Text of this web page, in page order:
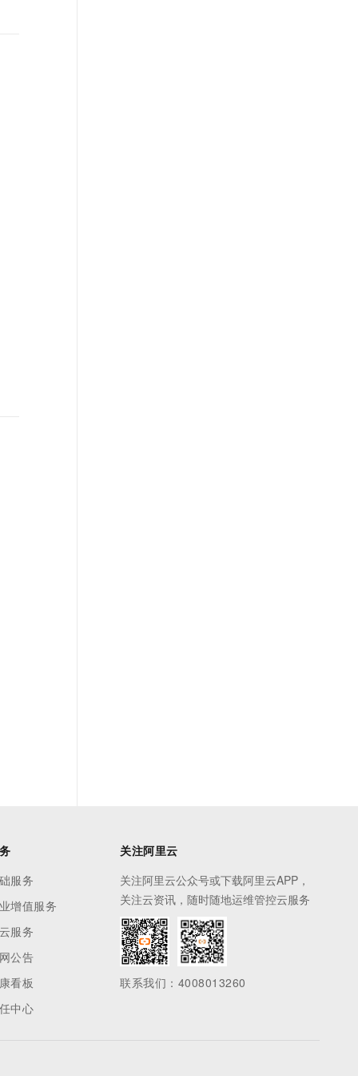
服务
增值服务
服务
公告
看板
中心
关注阿里云
关注阿里云公众号或下载阿里云APP，
关注云资讯，随时随地运维管控云服务
联系我们：4008013260